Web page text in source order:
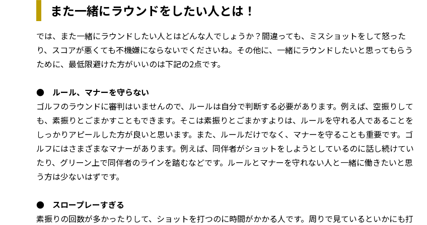
また一緒にラウンドをしたい人とは！
では、また一緒にラウンドしたい人とはどんな人でしょうか？間違っても、ミスショットをして怒った
り、スコアが悪くても不機嫌にならないでくださいね。その他に、一緒にラウンドしたいと思ってもらう
ために、最低限避けた方がいいのは下記の2点です。
● ルール、マナーを守らない
ゴルフのラウンドに審判はいませんので、ルールは自分で判断する必要があります。例えば、空振りして
も、素振りとごまかすこともできます。そこは素振りとごまかすよりは、ルールを守れる人であることを
しっかりアピールした方が良いと思います。また、ルールだけでなく、マナーを守ることも重要です。ゴ
ルフにはさまざまなマナーがあります。例えば、同伴者がショットをしようとしているのに話し続けてい
たり、グリーン上で同伴者のラインを踏むなどです。ルールとマナーを守れない人と一緒に働きたいと思
う方は少ないはずです。
● スロープレーすぎる
素振りの回数が多かったりして、ショットを打つのに時間がかかる人です。周りで見ているといかにも打